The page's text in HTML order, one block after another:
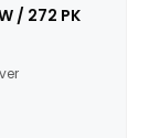
/ 272 PK